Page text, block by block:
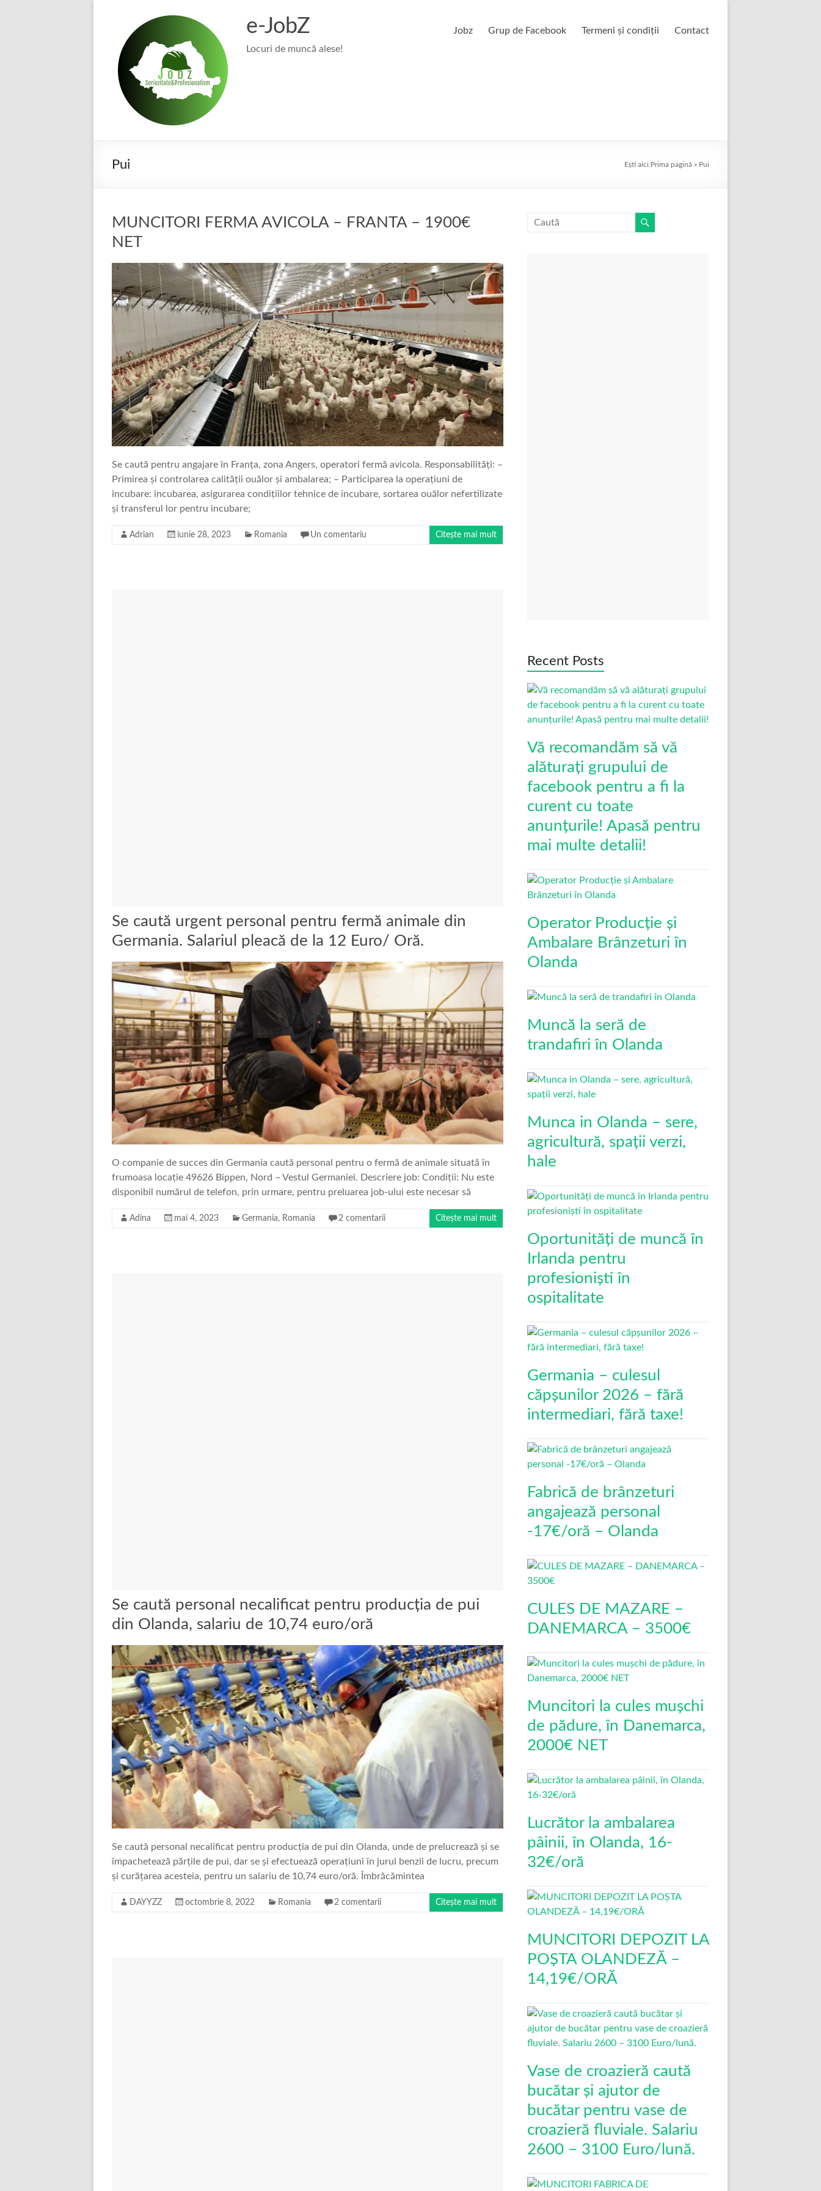
e-JobZ
Locuri de muncă alese!
Jobz Grup de Facebook Termeni și condiții Contact
Pui Ești aici:Prima pagină » Pui
MUNCITORI FERMA AVICOLA – FRANTA – 1900€
NET
Se caută pentru angajare în Franța, zona Angers, operatori fermă avicola. Responsabilități: –
Primirea și controlarea calității ouălor și ambalarea; – Participarea la operațiuni de
incubare: incubarea, asigurarea condițiilor tehnice de incubare, sortarea ouălor nefertilizate
și transferul lor pentru incubare;
Adrian iunie 28, 2023 Romania Un comentariu Citește mai mult
Se caută urgent personal pentru fermă animale din
Germania. Salariul pleacă de la 12 Euro/ Oră.
O companie de succes din Germania caută personal pentru o fermă de animale situată în
frumoasa locație 49626 Bippen, Nord – Vestul Germaniei. Descriere job: Condiții: Nu este
disponibil numărul de telefon, prin urmare, pentru preluarea job-ului este necesar să
Adina mai 4, 2023 Germania, Romania 2 comentarii Citește mai mult
Se caută personal necalificat pentru producția de pui
din Olanda, salariu de 10,74 euro/oră
Se caută personal necalificat pentru producția de pui din Olanda, unde de prelucrează și se
împachetează părțile de pui, dar se și efectuează operațiuni în jurul benzii de lucru, precum
și curățarea acesteia, pentru un salariu de 10,74 euro/oră. Îmbrăcămintea
DAYYZZ octombrie 8, 2022 Romania 2 comentarii Citește mai mult
Recent Posts
Vă recomandăm să vă
alăturați grupului de
facebook pentru a fi la
curent cu toate
anunțurile! Apasă pentru
mai multe detalii!
Operator Producție și
Ambalare Brânzeturi în
Olanda
Muncă la seră de
trandafiri în Olanda
Munca in Olanda – sere,
agricultură, spații verzi,
hale
Oportunități de muncă în
Irlanda pentru
profesioniști în
ospitalitate
Germania – culesul
căpșunilor 2026 – fără
intermediari, fără taxe!
Fabrică de brânzeturi
angajează personal
-17€/oră – Olanda
CULES DE MAZARE –
DANEMARCA – 3500€
Muncitori la cules mușchi
de pădure, în Danemarca,
2000€ NET
Lucrător la ambalarea
pâinii, în Olanda, 16-
32€/oră
MUNCITORI DEPOZIT LA
POȘTA OLANDEZĂ –
14,19€/ORĂ
Vase de croazieră caută
bucătar și ajutor de
bucătar pentru vase de
croazieră fluviale. Salariu
2600 – 3100 Euro/lună.